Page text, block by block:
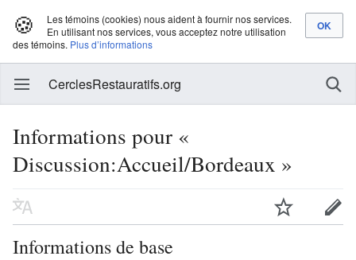
🍪
Les témoins (cookies) nous aident à fournir nos services.
En utilisant nos services, vous acceptez notre utilisation
des témoins. Plus d’informations
CerclesRestauratifs.org
Informations pour «
Discussion:Accueil/Bordeaux »
Informations de base